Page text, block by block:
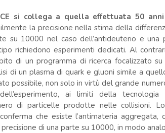
si collega a quella effettuata 50
la precisione nella stima della
su 10000 nel caso dell’antideuterio e una
richiedono esperimenti dedicati. Al
di un programma di ricerca focalizzato
di un plasma di quark e gluoni simile a
possibile, non solo in virtù del grande
ai limiti della
di particelle prodotte nelle collisioni.
che esiste l’antimateria
di una parte su 10000, in modo